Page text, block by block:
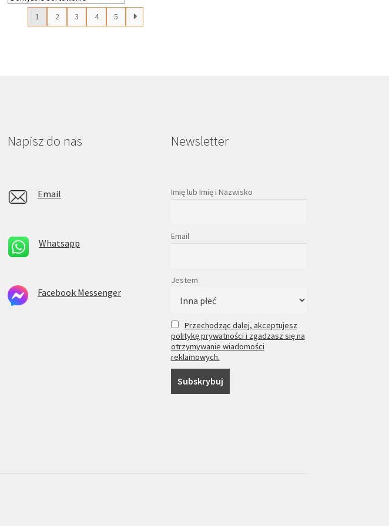
można
wybrać
1 2 3 4 5
Napisz do nas
Email
Whatsapp
Facebook Messenger
Newsletter
Imię lub Imię i Nazwisko
Email
Jestem
Przechodząc dalej, akceptujesz
politykę prywatności i zgadzasz się na
otrzymywanie wiadomości
reklamowych.